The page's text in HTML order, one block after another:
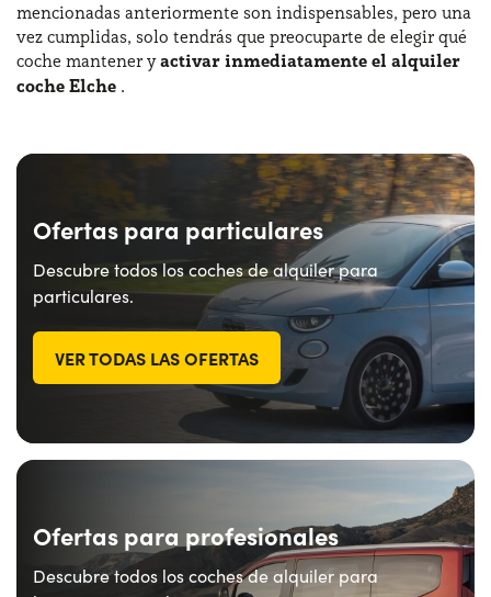
mencionadas anteriormente son indispensables, pero una
vez cumplidas, solo tendrás que preocuparte de elegir qué
coche mantener yactivar inmediatamente el alquiler
coche Elche .
Ofertas para particulares
Descubre todos los coches de alquiler para
particulares.
VER TODAS LAS OFERTAS
Ofertas para profesionales
Descubre todos los coches de alquiler para